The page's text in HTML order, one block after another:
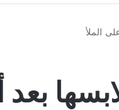
الملأ